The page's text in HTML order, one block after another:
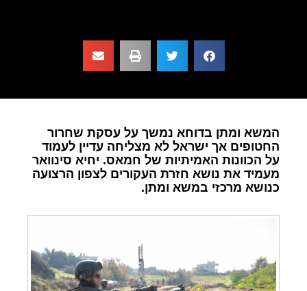
המשא ומתן בדוחא נמשך על עסקת שחרור
החטופים אך ישראל לא מצליחה עדיין לעמוד
על הכוונות האמיתיות של חמאס. יחיא סינוואר
מעמיד את נושא חזרת העקורים לצפון הרצועה
כנושא מרכזי במשא ומתן.